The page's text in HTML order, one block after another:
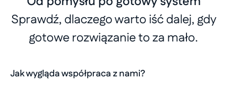
Sprawdź, dlaczego warto iść dalej, gdy
gotowe rozwiązanie to za mało.
Jak wygląda współpraca z nami?